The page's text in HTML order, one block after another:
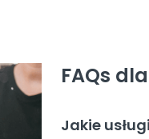
FAQs
Jakie